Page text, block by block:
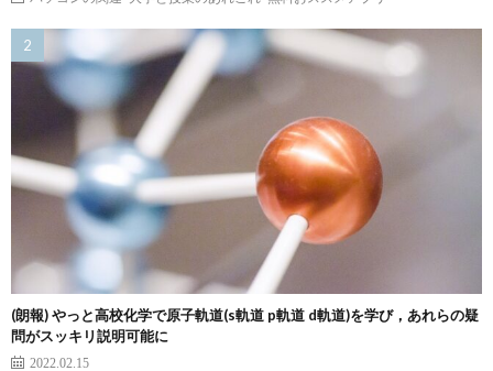
(朗報) やっと高校化学で原子軌道(s軌道 p軌道 d軌道)を学び，あれらの疑
問がスッキリ説明可能に
2022.02.15